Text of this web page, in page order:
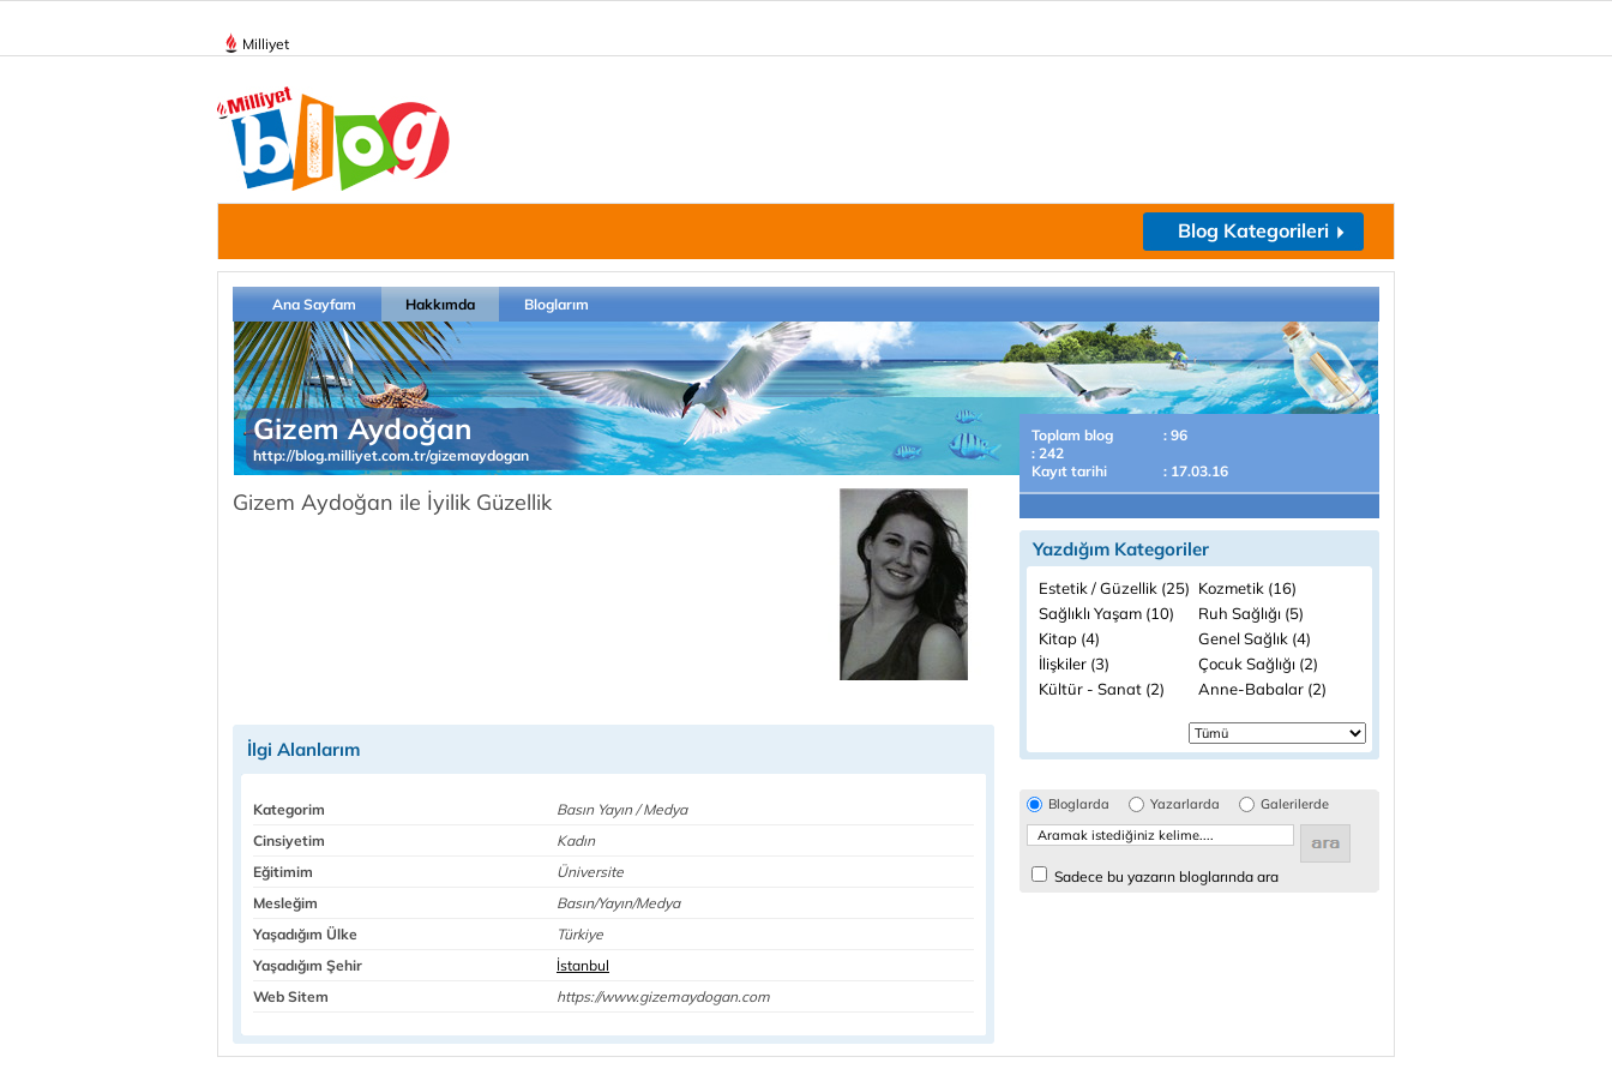
Milliyet
Blog Kategorileri
Ana Sayfam Hakkımda Bloglarım
Gizem Aydoğan
http://blog.milliyet.com.tr/gizemaydogan
Gizem Aydoğan ile İyilik Güzellik
İlgi Alanlarım
Kategorim
Basın Yayın / Medya
Cinsiyetim
Kadın
Eğitimim
Üniversite
Mesleğim
Basın/Yayın/Medya
Yaşadığım Ülke
Türkiye
Yaşadığım Şehir
İstanbul
Web Sitem
https://www.gizemaydogan.com
Toplam blog
: 96
: 242
Kayıt tarihi
: 17.03.16
Yazdığım Kategoriler
Estetik / Güzellik (25) Kozmetik (16)
Sağlıklı Yaşam (10)
Ruh Sağlığı (5)
Kitap (4)
Genel Sağlık (4)
İlişkiler (3)
Çocuk Sağlığı (2)
Kültür - Sanat (2)
Anne-Babalar (2)
Bloglarda Yazarlarda Galerilerde
Sadece bu yazarın bloglarında ara